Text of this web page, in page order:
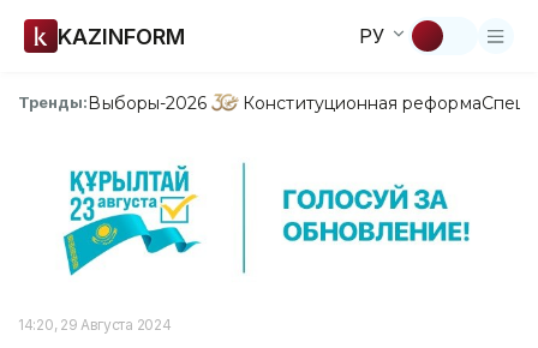
KAZINFORM РУ
Тренды:Выборы-2026 Конституционная реформа
14:20, 29 Августа 2024